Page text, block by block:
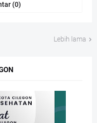
(0)
Lebih lama